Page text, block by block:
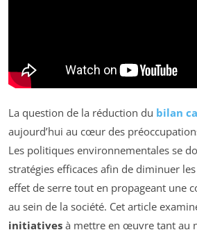
La question de la réduction du bilan
aujourd’hui au cœur des
Les politiques environnementales se
stratégies efficaces afin de diminuer
effet de serre tout en propageant une
au sein de la société. Cet article
initiatives à mettre en œuvre tant au